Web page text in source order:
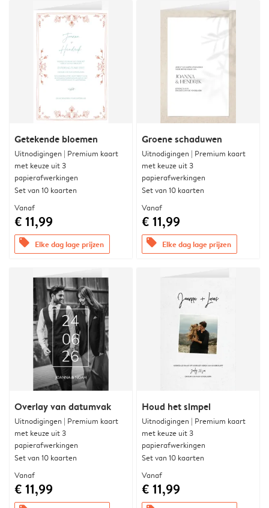
Getekende bloemen
Uitnodigingen | Premium kaart
met keuze uit 3
papierafwerkingen
Set van 10 kaarten
Vanaf
€ 11,99
offers Elke dag lage prijzen
Groene schaduwen
Uitnodigingen | Premium kaart
met keuze uit 3
papierafwerkingen
Set van 10 kaarten
Vanaf
€ 11,99
offers Elke dag lage prijzen
Overlay van datumvak
Uitnodigingen | Premium kaart
met keuze uit 3
papierafwerkingen
Set van 10 kaarten
Vanaf
€ 11,99
Houd het simpel
Uitnodigingen | Premium kaart
met keuze uit 3
papierafwerkingen
Set van 10 kaarten
Vanaf
€ 11,99